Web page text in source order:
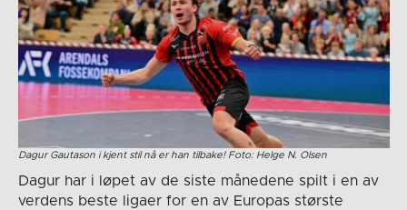
Dagur Gautason i kjent stil nå er han tilbake! Foto: Helge N. Olsen
Dagur har i løpet av de siste månedene spilt i en av
verdens beste ligaer for en av Europas største